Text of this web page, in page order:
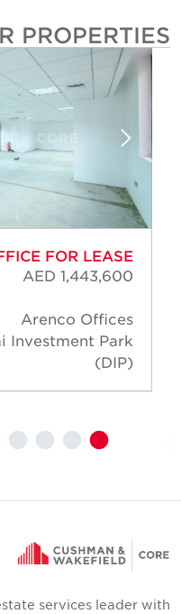
PROPERTIES
FOR LEASE
AED 1,443,600
Arenco Offices
Investment Park
(DIP)
services leader with